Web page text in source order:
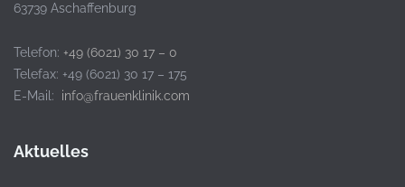
63739 Aschaffenburg
Telefon: +49 (6021) 30 17 – 0
Telefax: +49 (6021) 30 17 – 175
E-Mail: info@frauenklinik.com
Aktuelles